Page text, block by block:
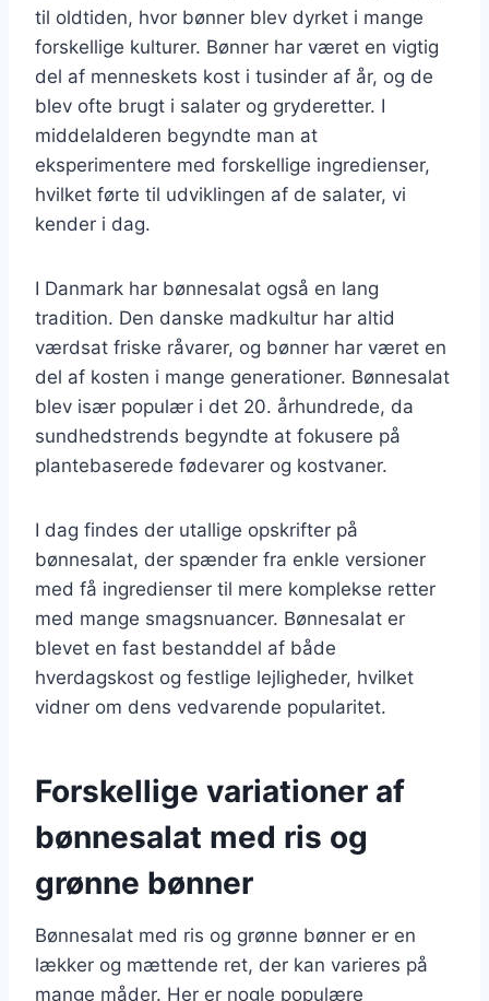
til oldtiden, hvor bønner blev dyrket i mange
forskellige kulturer. Bønner har været en vigtig
del af menneskets kost i tusinder af år, og de
blev ofte brugt i salater og gryderetter. I
middelalderen begyndte man at
eksperimentere med forskellige ingredienser,
hvilket førte til udviklingen af de salater, vi
kender i dag.
I Danmark har bønnesalat også en lang
tradition. Den danske madkultur har altid
værdsat friske råvarer, og bønner har været en
del af kosten i mange generationer. Bønnesalat
blev især populær i det 20. århundrede, da
sundhedstrends begyndte at fokusere på
plantebaserede fødevarer og kostvaner.
I dag findes der utallige opskrifter på
bønnesalat, der spænder fra enkle versioner
med få ingredienser til mere komplekse retter
med mange smagsnuancer. Bønnesalat er
blevet en fast bestanddel af både
hverdagskost og festlige lejligheder, hvilket
vidner om dens vedvarende popularitet.
Forskellige variationer af
bønnesalat med ris og
grønne bønner
Bønnesalat med ris og grønne bønner er en
lækker og mættende ret, der kan varieres på
mange måder. Her er nogle populære